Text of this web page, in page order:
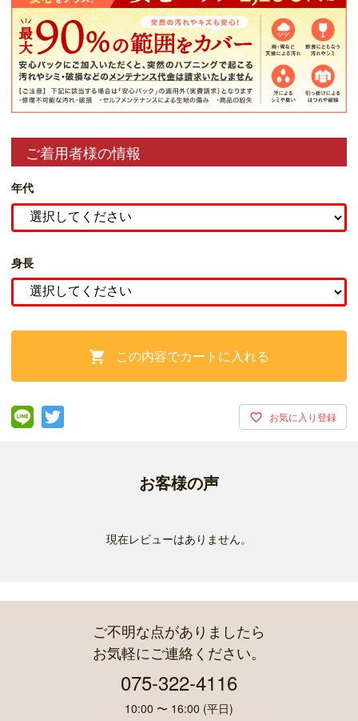
ご着用者様の情報
年代
身長
 この内容でカートに入れる
お客様の声
現在レビューはありません。
ご不明な点がありましたら
お気軽にご連絡ください。
075-322-4116
10:00 〜 16:00 (平日)